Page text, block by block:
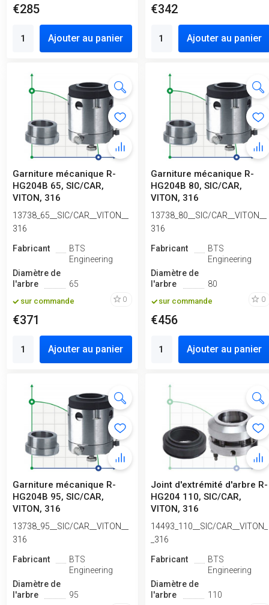
€285
Ajouter au panier
€342
Ajouter au panier
Garniture mécanique R-
HG204B 65, SIC/CAR,
VITON, 316
13738_65__SIC/CAR__VITON__
316
Fabricant
BTS
Engineering
Diamètre de
l'arbre
65
sur commande 0
€371
Ajouter au panier
Garniture mécanique R-
HG204B 80, SIC/CAR,
VITON, 316
13738_80__SIC/CAR__VITON__
316
Fabricant
BTS
Engineering
Diamètre de
l'arbre
80
sur commande 0
€456
Ajouter au panier
Garniture mécanique R-
HG204B 95, SIC/CAR,
VITON, 316
13738_95__SIC/CAR__VITON__
316
Fabricant
BTS
Engineering
Diamètre de
l'arbre
95
Joint d'extrémité d'arbre R-
HG204 110, SIC/CAR,
VITON, 316
14493_110__SIC/CAR__VITON_
_316
Fabricant
BTS
Engineering
Diamètre de
l'arbre
110